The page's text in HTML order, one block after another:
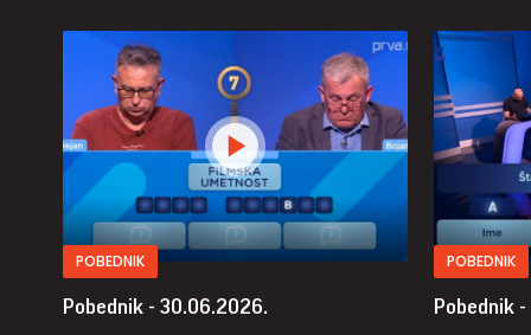
POBEDNIK
Pobednik - 30.06.2026.
POBEDNIK
Pobednik